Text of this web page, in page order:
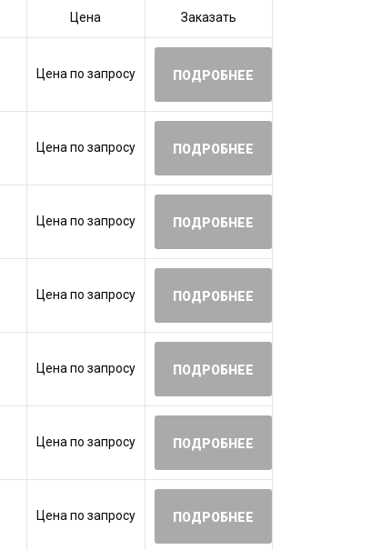
Цена Заказать
Цена по запросу ПОДРОБНЕЕ
Цена по запросу ПОДРОБНЕЕ
Цена по запросу ПОДРОБНЕЕ
Цена по запросу ПОДРОБНЕЕ
Цена по запросу ПОДРОБНЕЕ
Цена по запросу ПОДРОБНЕЕ
Цена по запросу ПОДРОБНЕЕ